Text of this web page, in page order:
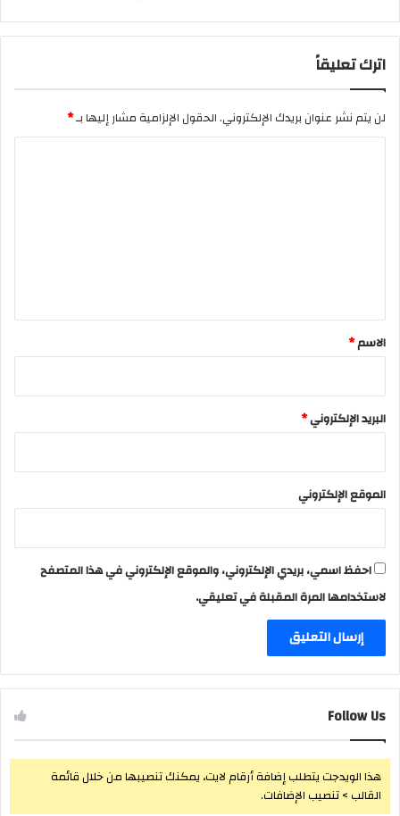
اترك تعليقاً
لن يتم نشر عنوان بريدك الإلكتروني.الحقول الإلزامية مشار إليها بـ*
*
الاسم*
البريد الإلكتروني*
الموقع الإلكتروني
احفظ اسمي، بريدي الإلكتروني، والموقع الإلكتروني في هذا المتصفح
لاستخدامها المرة المقبلة في تعليقي.
Follow Us
هذا الويدجت يتطلب إضافة أرقام لايت، يمكنك تنصيبها من خلال قائمة
القالب > تنصيب الإضافات.